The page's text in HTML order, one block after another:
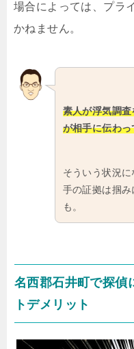
場合によっては、プラ
かねません。
素人が浮気調
が相手に伝わ
そういう状況
手の証拠は掴
も。
名西郡石井町で探偵
トデメリット